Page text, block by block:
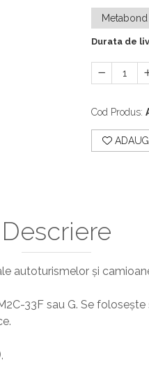
Durata de
Cod Produs:
Descriere
autoturismelor şi
33F sau G. Se